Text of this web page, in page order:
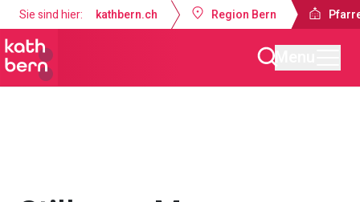
Sie sind hier: kathbern.ch Region Bern